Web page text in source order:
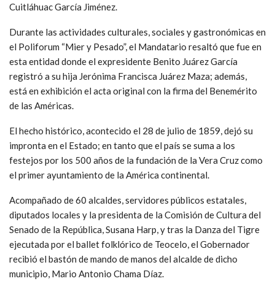
Cuitláhuac García Jiménez.
Durante las actividades culturales, sociales y gastronómicas en
el Poliforum “Mier y Pesado”, el Mandatario resaltó que fue en
esta entidad donde el expresidente Benito Juárez García
registró a su hija Jerónima Francisca Juárez Maza; además,
está en exhibición el acta original con la firma del Benemérito
de las Américas.
El hecho histórico, acontecido el 28 de julio de 1859, dejó su
impronta en el Estado; en tanto que el país se suma a los
festejos por los 500 años de la fundación de la Vera Cruz como
el primer ayuntamiento de la América continental.
Acompañado de 60 alcaldes, servidores públicos estatales,
diputados locales y la presidenta de la Comisión de Cultura del
Senado de la República, Susana Harp, y tras la Danza del Tigre
ejecutada por el ballet folklórico de Teocelo, el Gobernador
recibió el bastón de mando de manos del alcalde de dicho
municipio, Mario Antonio Chama Díaz.